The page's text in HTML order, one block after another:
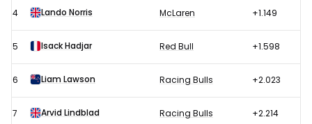
2026
4 Lando Norris McLaren +1.149
5 Isack Hadjar Red Bull +1.598
6 Liam Lawson Racing Bulls +2.023
7 Arvid Lindblad Racing Bulls +2.214